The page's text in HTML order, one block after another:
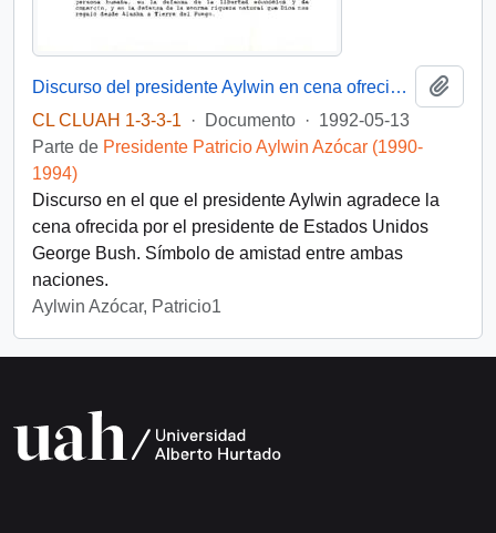
Discurso del presidente Aylwin en cena ofrecida por el presidente de Estados Unidos, D. George Bush
CL CLUAH 1-3-3-1
· Documento · 1992-05-13
Parte de Presidente Patricio Aylwin Azócar (1990-
1994)
Discurso en el que el presidente Aylwin agradece la
cena ofrecida por el presidente de Estados Unidos
George Bush. Símbolo de amistad entre ambas
naciones.
Aylwin Azócar, Patricio1